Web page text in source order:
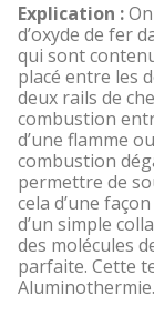
Explication :
d’oxyde de fer
qui sont
placé entre les
deux rails de
combustion
d’une flamme
combustion
permettre de
cela d’une
d’un simple
des molécules
parfaite. Cette
Aluminothermie.